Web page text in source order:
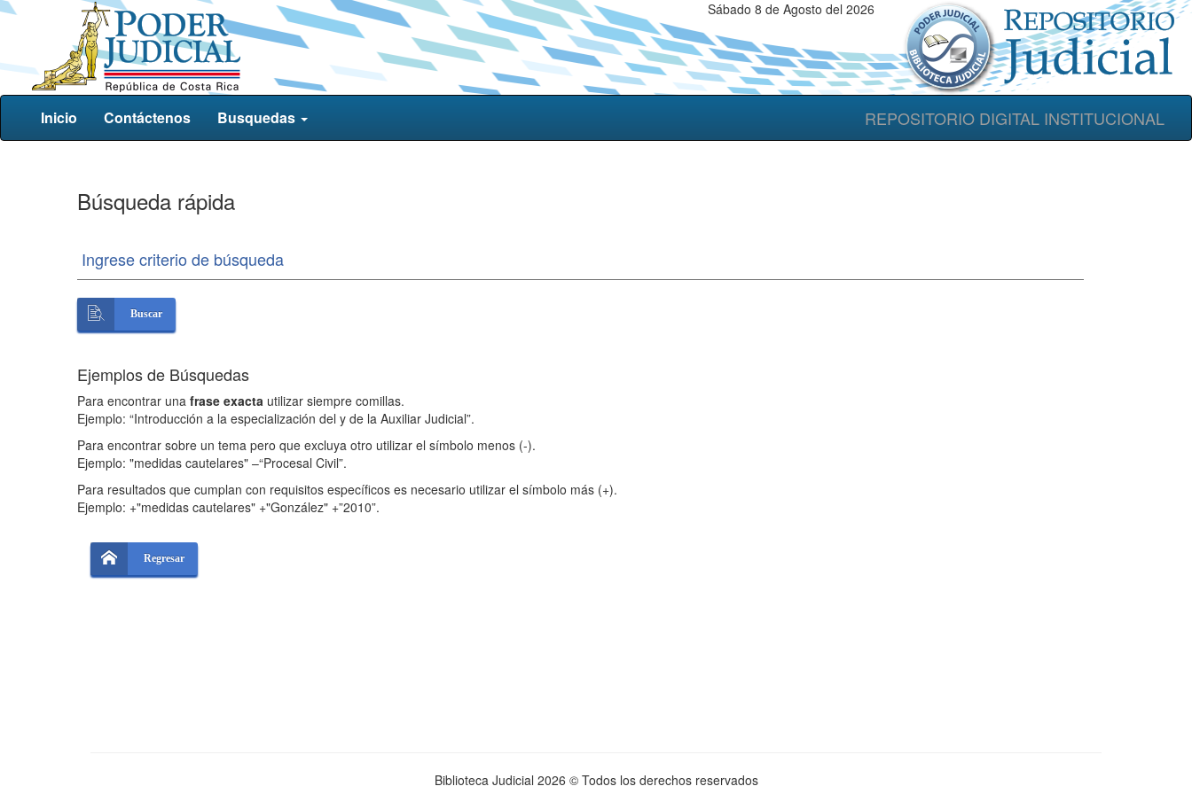
Sábado 8 de Agosto del 2026
REPOSITORIO DIGITAL INSTITUCIONAL
Inicio Contáctenos Busquedas
Búsqueda rápida
Ingrese criterio de búsqueda
Buscar
Ejemplos de Búsquedas
Para encontrar una frase exacta utilizar siempre comillas.
Ejemplo: “Introducción a la especialización del y de la Auxiliar Judicial”.
Para encontrar sobre un tema pero que excluya otro utilizar el símbolo menos (-).
Ejemplo: "medidas cautelares" –“Procesal Civil”.
Para resultados que cumplan con requisitos específicos es necesario utilizar el símbolo más (+).
Ejemplo: +"medidas cautelares" +"González" +”2010”.
Regresar
Biblioteca Judicial 2026 © Todos los derechos reservados